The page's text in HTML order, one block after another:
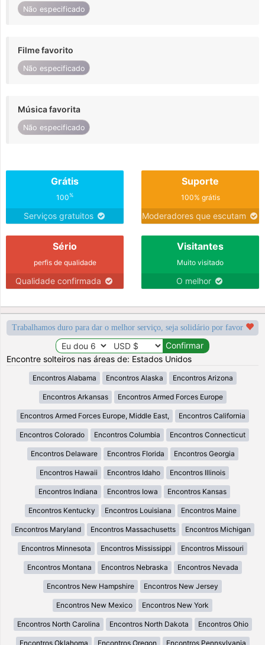
Não especificado
Filme favorito
Não especificado
Música favorita
Não especificado
Grátis
100%
Serviços gratuitos
Suporte
100% grátis
Moderadores que escutam
Sério
perfis de qualidade
Qualidade confirmada
Visitantes
Muito visitado
O melhor
Trabalhamos duro para dar o melhor serviço, seja solidário por favor
Encontre solteiros nas áreas de: Estados Unidos
Encontros Alabama Encontros Alaska Encontros Arizona
Encontros Arkansas Encontros Armed Forces Europe
Encontros Armed Forces Europe, Middle East, Encontros California
Encontros Colorado Encontros Columbia Encontros Connecticut
Encontros Delaware Encontros Florida Encontros Georgia
Encontros Hawaii Encontros Idaho Encontros Illinois
Encontros Indiana Encontros Iowa Encontros Kansas
Encontros Kentucky Encontros Louisiana Encontros Maine
Encontros Maryland Encontros Massachusetts Encontros Michigan
Encontros Minnesota Encontros Mississippi Encontros Missouri
Encontros Montana Encontros Nebraska Encontros Nevada
Encontros New Hampshire Encontros New Jersey
Encontros New Mexico Encontros New York
Encontros North Carolina Encontros North Dakota Encontros Ohio
Encontros Oklahoma Encontros Oregon Encontros Pennsylvania